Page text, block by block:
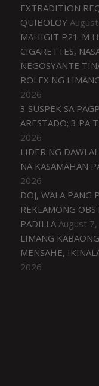
EXTRADITION
QUIBOLOY
MAHIGIT P21-M
CIGARETTES,
NEGOSYANTE
ROLEX NG
2026
3 SUSPEK SA
ARESTADO; 3 PA
2026
LIDER NG
NA KASAMAHAN
2026
DOJ, WALA PANG
REKLAMONG
PADILLA August
LIMANG
MENSAHE,
2026